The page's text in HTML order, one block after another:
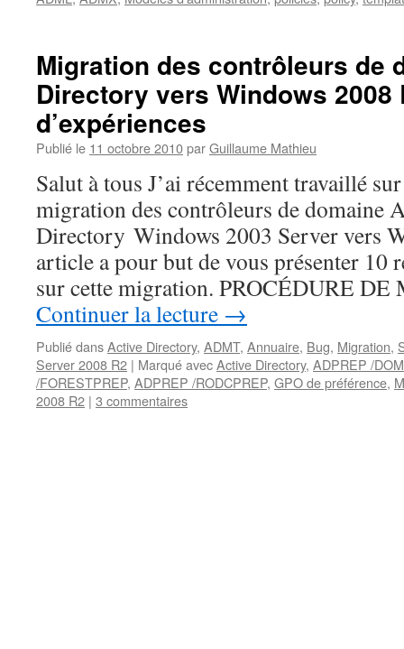
Migration des contrôleurs de
Directory vers Windows 2008
d’expériences
Publié le 11 octobre 2010parGuillaume Mathieu
Salut à tous J’ai récemment travaillé
migration des contrôleurs de domaine
Directory Windows 2003 Server vers
article a pour but de vous présenter 10
sur cette migration. PROCÉDURE
Continuer la lecture →
Publié dansActive Directory, ADMT, Annuaire, Bug, Migration,
Server 2008 R2 | Marqué avecActive Directory, ADPREP /
/FORESTPREP, ADPREP /RODCPREP, GPO de préférence,
2008 R2 | 3 commentaires